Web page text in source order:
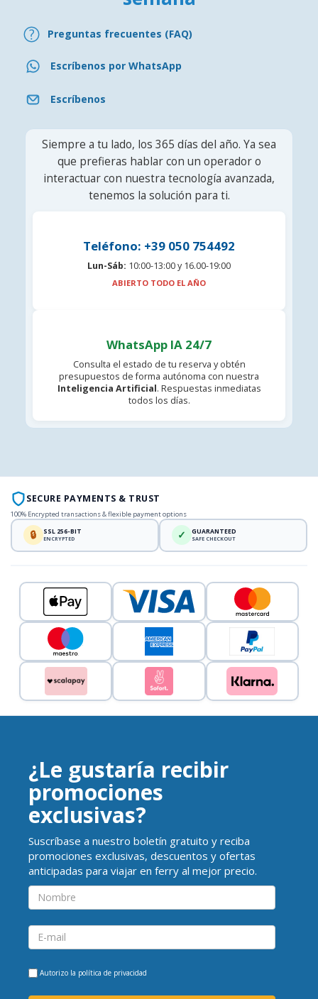
Preguntas frecuentes (FAQ)
Escríbenos por WhatsApp
Escríbenos
Siempre a tu lado, los 365 días del año. Ya sea
que prefieras hablar con un operador o
interactuar con nuestra tecnología avanzada,
tenemos la solución para ti.
Teléfono: +39 050 754492
Lun-Sáb: 10:00-13:00 y 16.00-19:00
ABIERTO TODO EL AÑO
WhatsApp IA 24/7
Consulta el estado de tu reserva y obtén
presupuestos de forma autónoma con nuestra
Inteligencia Artificial. Respuestas inmediatas
todos los días.
SECURE PAYMENTS & TRUST
100% Encrypted transactions & flexible payment options
🔒 SSL 256-BIT
ENCRYPTED ✓ GUARANTEED
SAFE CHECKOUT
¿Le gustaría recibir
promociones
exclusivas?
Suscríbase a nuestro boletín gratuito y reciba
promociones exclusivas, descuentos y ofertas
anticipadas para viajar en ferry al mejor precio.
Autorizo la política de privacidad